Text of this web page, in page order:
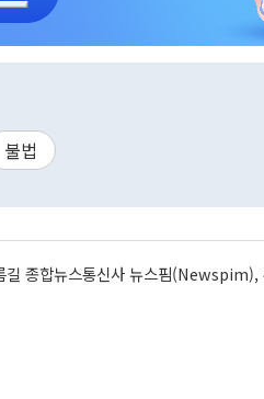
불법
길 종합뉴스통신사 뉴스핌(Newspim),